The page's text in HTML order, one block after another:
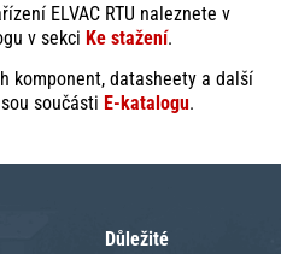
ELVAC RTU naleznete v
v sekci Ke stažení.
komponent, datasheety a další
součásti E-katalogu.
Důležité